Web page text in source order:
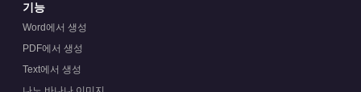
기능
Word에서 생성
PDF에서 생성
Text에서 생성